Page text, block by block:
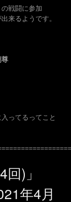
戦闘に参加
来るようです。
尊
ってるってこと
)」
年4月